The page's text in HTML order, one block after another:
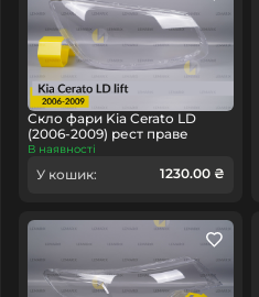
Скло фари Kia Cerato LD
(2006-2009) рест праве
В наявності
У кошик: 1230.00 ₴